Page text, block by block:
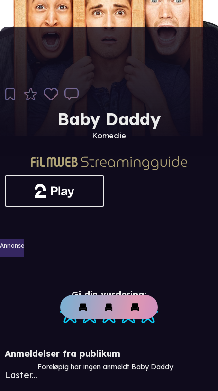
Baby Daddy
Komedie
Annonse
Gi din vurdering:
Anmeldelser fra publikum
Laster...
Foreløpig har ingen anmeldt Baby Daddy